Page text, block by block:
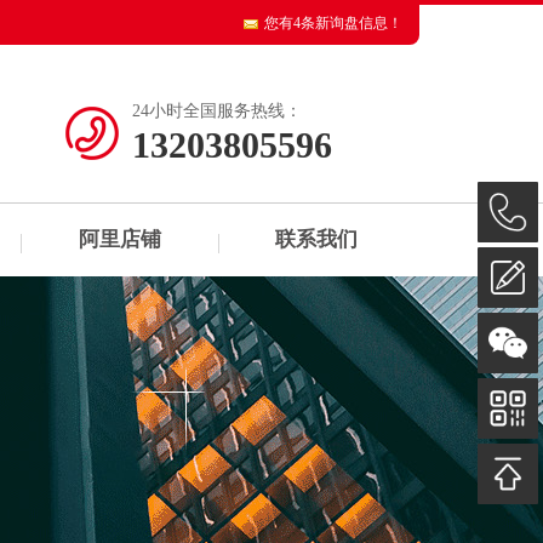
您有4条新询盘信息！
24小时全国服务热线：
13203805596
阿里店铺 联系我们